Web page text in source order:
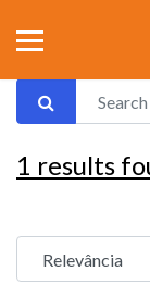
1 results